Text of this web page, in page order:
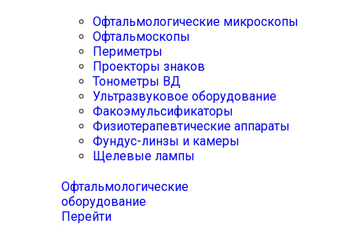
Офтальмологические микроскопы
Офтальмоскопы
Периметры
Проекторы знаков
Тонометры ВД
Ультразвуковое оборудование
Факоэмульсификаторы
Физиотерапевтические аппараты
Фундус-линзы и камеры
Щелевые лампы
Офтальмологические
оборудование
Перейти